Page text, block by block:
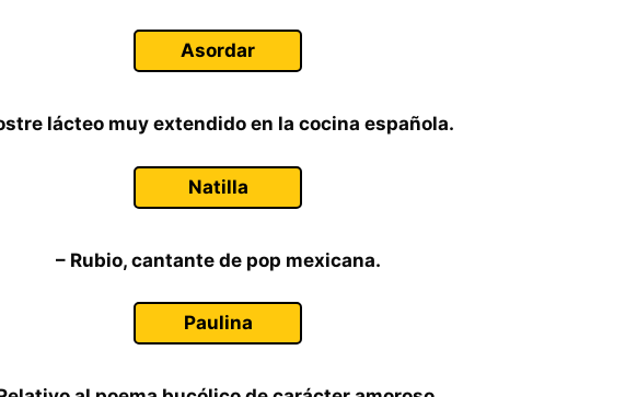
Asordar
lácteo muy extendido en la cocina española.
Natilla
– Rubio, cantante de pop mexicana.
Paulina